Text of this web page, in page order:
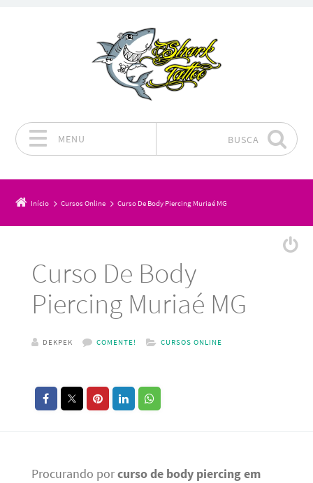
MENU BUSCA
Início Cursos Online Curso De Body Piercing Muriaé MG
Curso De Body
Piercing Muriaé MG
DEKPEK COMENTE! CURSOS ONLINE
Procurando porcurso de body piercing em